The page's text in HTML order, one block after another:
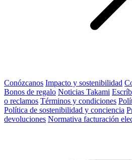
Conózcanos Impacto y sostenibilidad
Bonos de regalo Noticias Takami
o reclamos Términos y condiciones
Política de sostenibilidad y conciencia
devoluciones Normativa facturación